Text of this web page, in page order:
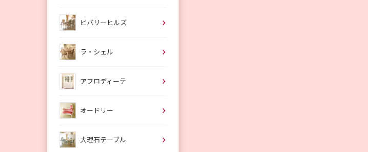
ビバリーヒルズ
ラ・シェル
アフロディーテ
オードリー
大理石テーブル